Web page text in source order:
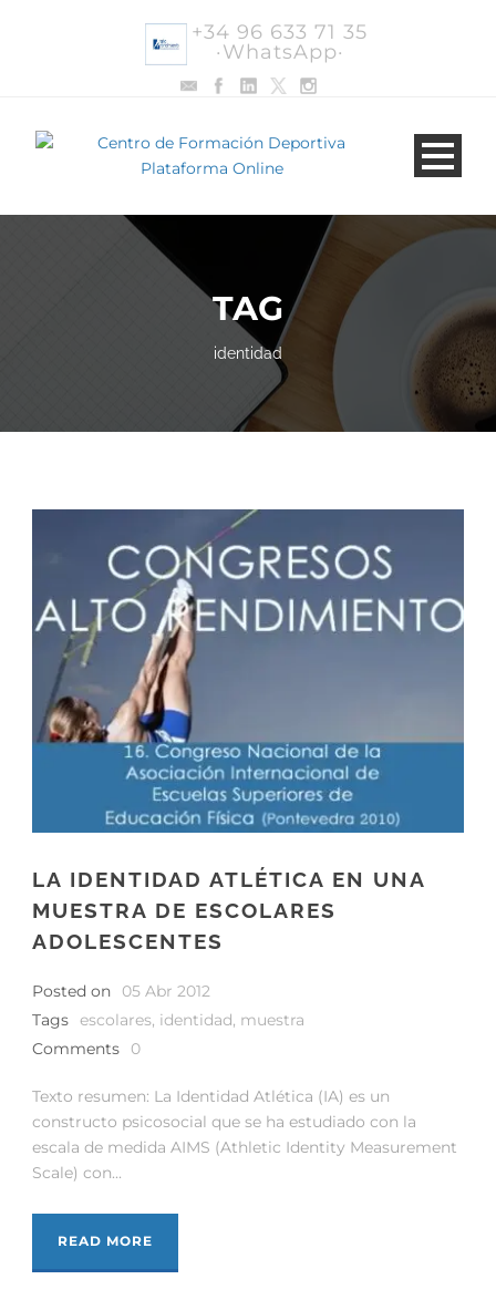
+34 96 633 71 35
·WhatsApp·
TAG
identidad
LA IDENTIDAD ATLÉTICA EN UNA
MUESTRA DE ESCOLARES
ADOLESCENTES
Posted on
05 Abr 2012
Tags escolares, identidad, muestra
Comments
0
Texto resumen: La Identidad Atlética (IA) es un
constructo psicosocial que se ha estudiado con la
escala de medida AIMS (Athletic Identity Measurement
Scale) con...
READ MORE